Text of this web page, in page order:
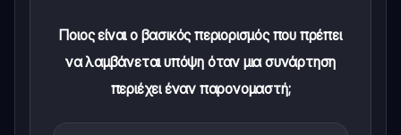
Ποιος είναι ο βασικός περιορισμός που πρέπει
να λαμβάνεται υπόψη όταν μια συνάρτηση
περιέχει έναν παρονομαστή;